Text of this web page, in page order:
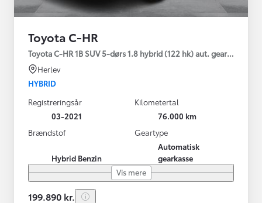
Toyota C-HR
Toyota C-HR 1B SUV 5-dørs 1.8 hybrid (122 hk) aut. gear C-LUB -
Herlev
HYBRID
Registreringsår
03-2021
Kilometertal
76.000 km
Brændstof
Hybrid Benzin
Geartype
Automatisk
gearkasse
Vis mere
199.890 kr.